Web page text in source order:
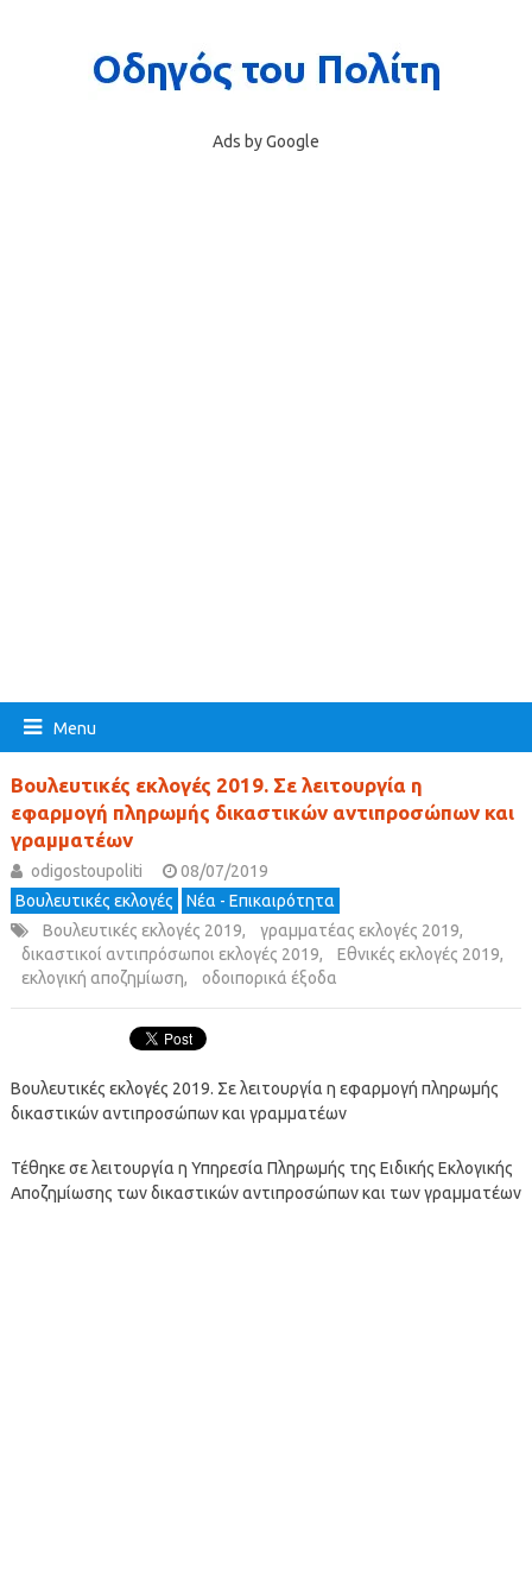
Ads by Google
Menu
Βουλευτικές εκλογές 2019. Σε λειτουργία η
εφαρμογή πληρωμής δικαστικών αντιπροσώπων και
γραμματέων
odigostoupoliti
08/07/2019
Βουλευτικές εκλογές
Νέα - Επικαιρότητα
Βουλευτικές εκλογές 2019, γραμματέας εκλογές 2019,
δικαστικοί αντιπρόσωποι εκλογές 2019, Εθνικές εκλογές 2019,
εκλογική αποζημίωση, οδοιπορικά έξοδα
Βουλευτικές εκλογές 2019. Σε λειτουργία η εφαρμογή πληρωμής
δικαστικών αντιπροσώπων και γραμματέων
Τέθηκε σε λειτουργία η Υπηρεσία Πληρωμής της Ειδικής Εκλογικής
Αποζημίωσης των δικαστικών αντιπροσώπων και των γραμματέων